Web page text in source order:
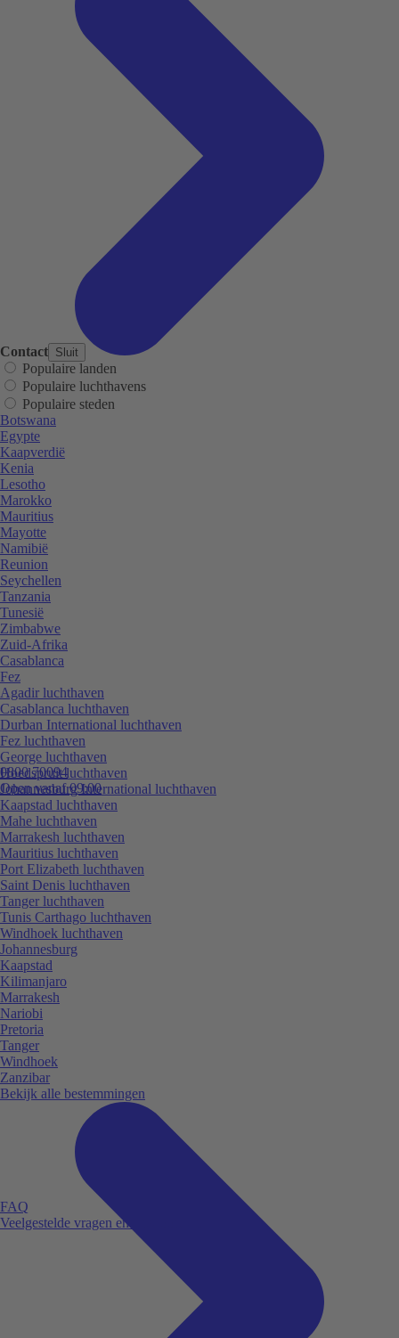
Contact Sluit
0800 70094
Open vanaf 09:00
FAQ
Veelgestelde vragen en antwoorden.
Populaire landen
Populaire luchthavens
Populaire steden
Botswana
Egypte
Kaapverdië
Kenia
Lesotho
Marokko
Mauritius
Mayotte
Namibië
Reunion
Seychellen
Tanzania
Tunesië
Zimbabwe
Zuid-Afrika
Casablanca
Fez
Agadir luchthaven
Casablanca luchthaven
Durban International luchthaven
Fez luchthaven
George luchthaven
Hoedspruit luchthaven
Johannesburg International luchthaven
Kaapstad luchthaven
Mahe luchthaven
Marrakesh luchthaven
Mauritius luchthaven
Port Elizabeth luchthaven
Saint Denis luchthaven
Tanger luchthaven
Tunis Carthago luchthaven
Windhoek luchthaven
Johannesburg
Kaapstad
Kilimanjaro
Marrakesh
Nariobi
Pretoria
Tanger
Windhoek
Zanzibar
Bekijk alle bestemmingen